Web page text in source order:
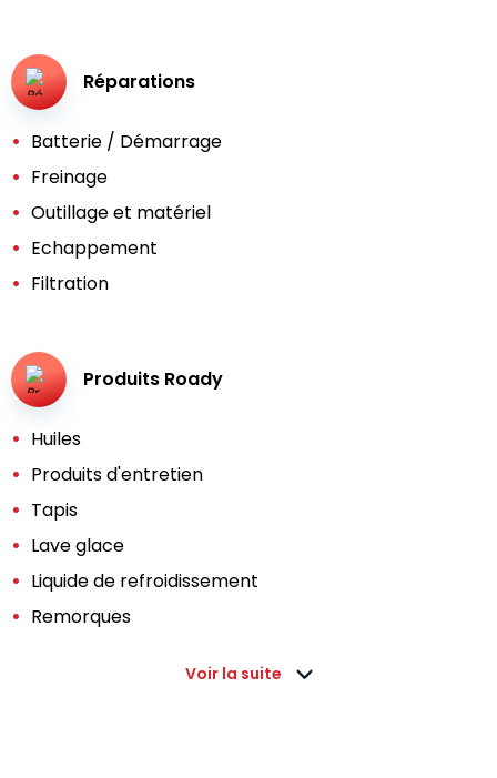
Réparations
Batterie / Démarrage
Freinage
Outillage et matériel
Echappement
Filtration
Produits Roady
Huiles
Produits d'entretien
Tapis
Lave glace
Liquide de refroidissement
Remorques
Voir la suite